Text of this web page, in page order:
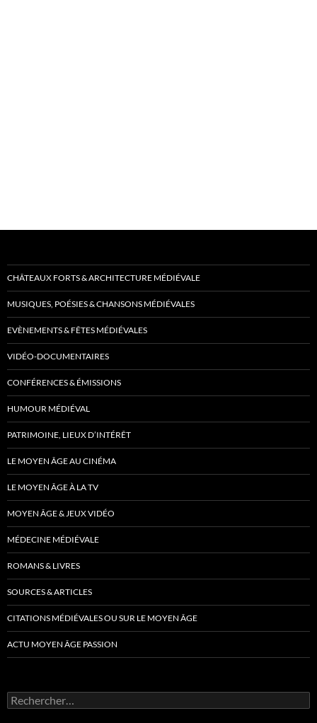
CHÂTEAUX FORTS & ARCHITECTURE MÉDIÉVALE
MUSIQUES, POÉSIES & CHANSONS MÉDIÉVALES
EVÈNEMENTS & FÊTES MÉDIÉVALES
VIDÉO-DOCUMENTAIRES
CONFÉRENCES & ÉMISSIONS
HUMOUR MÉDIÉVAL
PATRIMOINE, LIEUX D’INTÉRÊT
LE MOYEN ÂGE AU CINÉMA
LE MOYEN ÂGE À LA TV
MOYEN ÂGE & JEUX VIDÉO
MÉDECINE MÉDIÉVALE
ROMANS & LIVRES
SOURCES & ARTICLES
CITATIONS MÉDIÉVALES OU SUR LE MOYEN ÂGE
ACTU MOYEN ÂGE PASSION
Rechercher :